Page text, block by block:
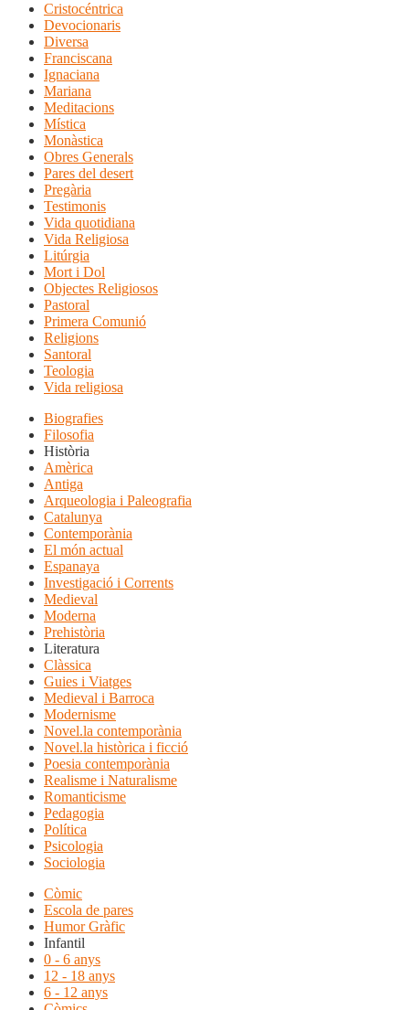
Cristocéntrica
Devocionaris
Diversa
Franciscana
Ignaciana
Mariana
Meditacions
Mística
Monàstica
Obres Generals
Pares del desert
Pregària
Testimonis
Vida quotidiana
Vida Religiosa
Litúrgia
Mort i Dol
Objectes Religiosos
Pastoral
Primera Comunió
Religions
Santoral
Teologia
Vida religiosa
Biografies
Filosofia
Història
Amèrica
Antiga
Arqueologia i Paleografia
Catalunya
Contemporània
El món actual
Espanaya
Investigació i Corrents
Medieval
Moderna
Prehistòria
Literatura
Clàssica
Guies i Viatges
Medieval i Barroca
Modernisme
Novel.la contemporània
Novel.la històrica i ficció
Poesia contemporània
Realisme i Naturalisme
Romanticisme
Pedagogia
Política
Psicologia
Sociologia
Còmic
Escola de pares
Humor Gràfic
Infantil
0 - 6 anys
12 - 18 anys
6 - 12 anys